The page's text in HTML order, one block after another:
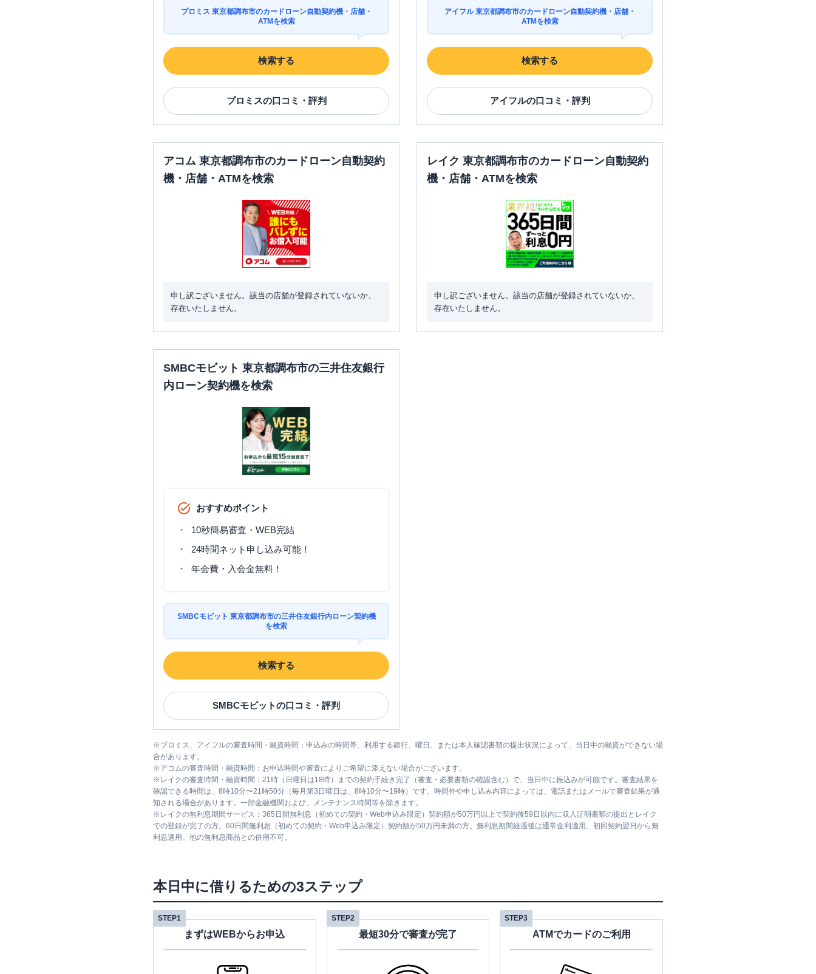
プロミス 東京都調布市のカードローン自動契約機・店舗・
ATMを検索
検索する
プロミスの口コミ・評判
アイフル 東京都調布市のカードローン自動契約機・店舗・
ATMを検索
検索する
アイフルの口コミ・評判
アコム 東京都調布市のカードローン自動契約
機・店舗・ATMを検索
申し訳ございません。該当の店舗が登録されていないか、
存在いたしません。
レイク 東京都調布市のカードローン自動契約
機・店舗・ATMを検索
申し訳ございません。該当の店舗が登録されていないか、
存在いたしません。
SMBCモビット 東京都調布市の三井住友銀行
内ローン契約機を検索
おすすめポイント
10秒簡易審査・WEB完結
24時間ネット申し込み可能！
年会費・入会金無料！
SMBCモビット 東京都調布市の三井住友銀行内ローン契約機
を検索
検索する
SMBCモビットの口コミ・評判
※プロミス、アイフルの審査時間・融資時間：申込みの時間帯、利用する銀行、曜日、または本人確認書類の提出状況によって、当日中の融資ができない場
合があります。
※アコムの審査時間・融資時間：お申込時間や審査によりご希望に添えない場合がございます。
※ レイクの審査時間・融資時間：21時（日曜日は18時）までの契約手続き完了（審査・必要書類の確認含む）で、当日中に振込みが可能です。審査結果を
確認できる時間は、8時10分〜21時50分（毎月第3日曜日は、8時10分〜19時）です。時間外や申し込み内容によっては、電話またはメールで審査結果が通
知される場合があります。一部金融機関および、メンテナンス時間等を除きます。
※ レイクの無利息期間サービス：365日間無利息（初めての契約・Web申込み限定）契約額が50万円以上で契約後59日以内に収入証明書類の提出とレイク
での登録が完了の方。60日間無利息（初めての契約・Web申込み限定）契約額が50万円未満の方。無利息期間経過後は通常金利適用。初回契約翌日から無
利息適用。他の無利息商品との併用不可。
本日中に借りるための3ステップ
STEP1
まずはWEBからお申込
STEP2
最短30分で審査が完了
STEP3
ATMでカードのご利用